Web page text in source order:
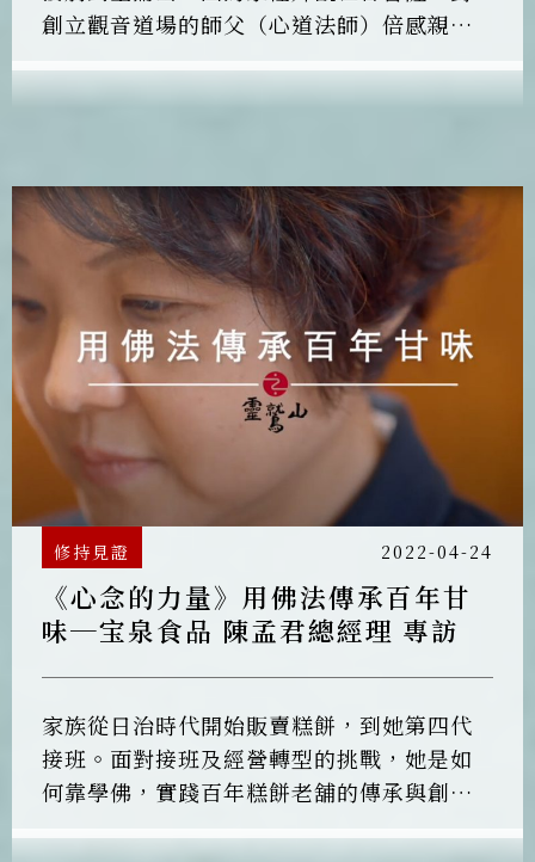
創立觀音道場的師父（心道法師）倍感親
工作及瑣事，因緣不俱足，未能深入經藏。
修持見證 2022-04-24
《心念的力量》用佛法傳承百年甘
味─宝泉食品 陳孟君總經理 專訪
家族從日治時代開始販賣糕餅，到她第四代
接班。面對接班及經營轉型的挑戰，她是如
何靠學佛，實踐百年糕餅老舖的傳承與創